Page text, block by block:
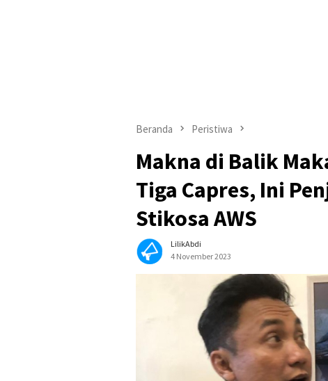
Beranda Peristiwa
Makna di Balik
Tiga Capres, Ini
Stikosa AWS
LilikAbdi
4 November 2023